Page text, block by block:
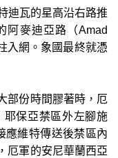
迪瓦的星高沿右路推
阿麥迪亞路（Amad
入網。象國最終就憑
部份時間膠著時，厄
耶保亞禁區外左腳施
應維特傳送後禁區內
厄軍的安尼華蘭西亞